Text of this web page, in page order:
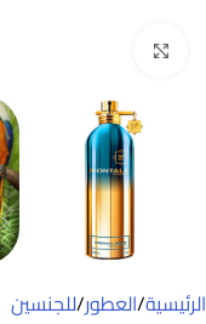
الرئيسية/العطور/للجنسين